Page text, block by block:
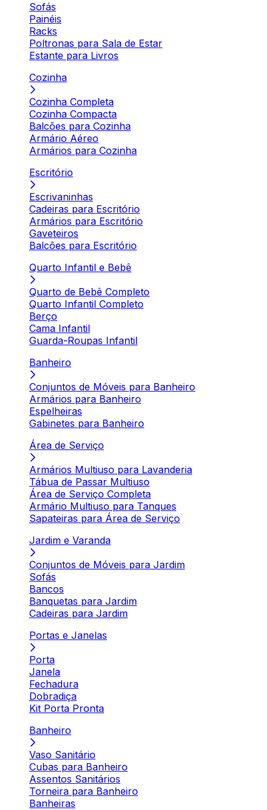
Sofás
Painéis
Racks
Poltronas para Sala de Estar
Estante para Livros
Cozinha
Cozinha Completa
Cozinha Compacta
Balcões para Cozinha
Armário Aéreo
Armários para Cozinha
Escritório
Escrivaninhas
Cadeiras para Escritório
Armários para Escritório
Gaveteiros
Balcões para Escritório
Quarto Infantil e Bebê
Quarto de Bebê Completo
Quarto Infantil Completo
Berço
Cama Infantil
Guarda-Roupas Infantil
Banheiro
Conjuntos de Móveis para Banheiro
Armários para Banheiro
Espelheiras
Gabinetes para Banheiro
Área de Serviço
Armários Multiuso para Lavanderia
Tábua de Passar Multiuso
Área de Serviço Completa
Armário Multiuso para Tanques
Sapateiras para Área de Serviço
Jardim e Varanda
Conjuntos de Móveis para Jardim
Sofás
Bancos
Banquetas para Jardim
Cadeiras para Jardim
Portas e Janelas
Porta
Janela
Fechadura
Dobradiça
Kit Porta Pronta
Banheiro
Vaso Sanitário
Cubas para Banheiro
Assentos Sanitários
Torneira para Banheiro
Banheiras